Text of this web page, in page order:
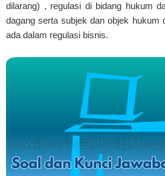
dilarang) , regulasi di bidang hukum
dagang serta subjek dan objek hukum
ada dalam regulasi bisnis.